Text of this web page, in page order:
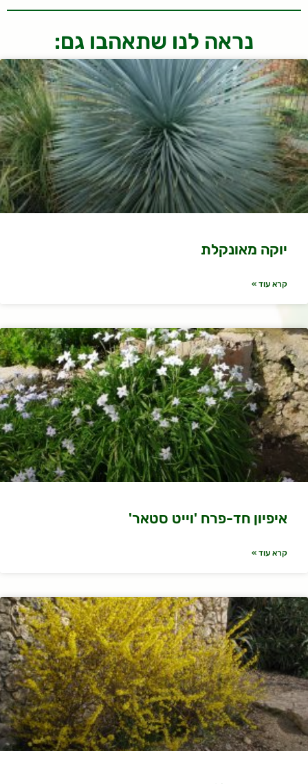
נראה לנו שתאהבו גם:
יוקה מאונקלת
קרא עוד »
איפיון חד-פרח 'וייט סטאר'
קרא עוד »